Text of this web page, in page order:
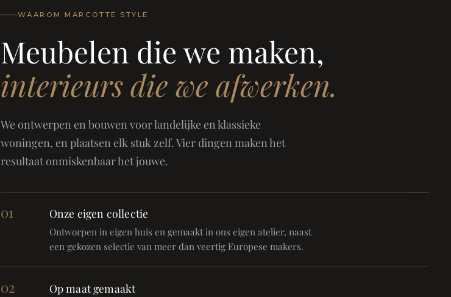
WAAROM MARCOTTE STYLE
Meubelen die we maken,
interieurs die we afwerken.
We ontwerpen en bouwen voor landelijke en klassieke
woningen, en plaatsen elk stuk zelf. Vier dingen maken het
resultaat onmiskenbaar het jouwe.
01 Onze eigen collectie
Ontworpen in eigen huis en gemaakt in ons eigen atelier, naast
een gekozen selectie van meer dan veertig Europese makers.
02 Op maat gemaakt